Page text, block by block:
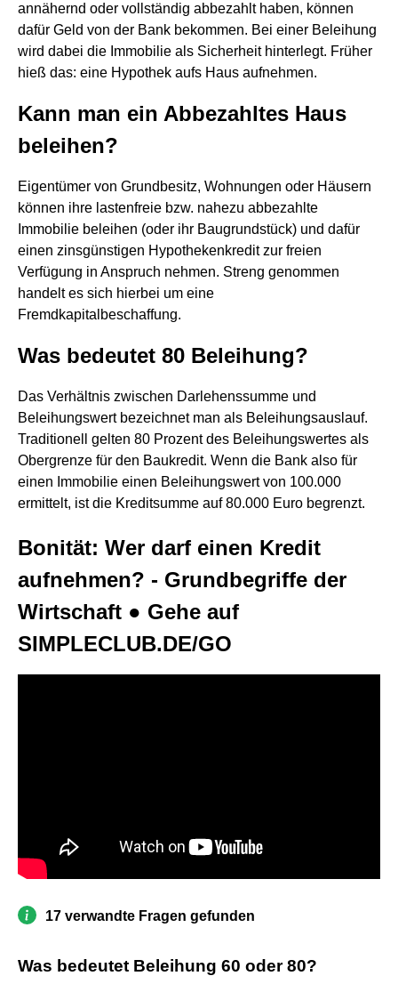
annähernd oder vollständig abbezahlt haben, können
dafür Geld von der Bank bekommen. Bei einer Beleihung
wird dabei die Immobilie als Sicherheit hinterlegt. Früher
hieß das: eine Hypothek aufs Haus aufnehmen.
Kann man ein Abbezahltes Haus
beleihen?
Eigentümer von Grundbesitz, Wohnungen oder Häusern
können ihre lastenfreie bzw. nahezu abbezahlte
Immobilie beleihen (oder ihr Baugrundstück) und dafür
einen zinsgünstigen Hypothekenkredit zur freien
Verfügung in Anspruch nehmen. Streng genommen
handelt es sich hierbei um eine
Fremdkapitalbeschaffung.
Was bedeutet 80 Beleihung?
Das Verhältnis zwischen Darlehenssumme und
Beleihungswert bezeichnet man als Beleihungsauslauf.
Traditionell gelten 80 Prozent des Beleihungswertes als
Obergrenze für den Baukredit. Wenn die Bank also für
einen Immobilie einen Beleihungswert von 100.000
ermittelt, ist die Kreditsumme auf 80.000 Euro begrenzt.
Bonität: Wer darf einen Kredit
aufnehmen? - Grundbegriffe der
Wirtschaft ● Gehe auf
SIMPLECLUB.DE/GO
17 verwandte Fragen gefunden
Was bedeutet Beleihung 60 oder 80?